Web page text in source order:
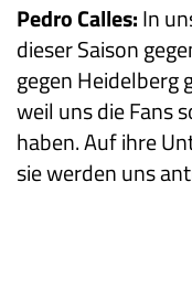
Pedro Calles:In
dieser Saison
gegen Heidelberg
weil uns die Fans
haben. Auf ihre
sie werden uns